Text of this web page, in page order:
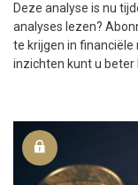
Deze analyse is nu
analyses lezen?
te krijgen in
inzichten kunt u beter